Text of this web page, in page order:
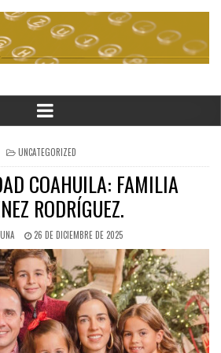
POSTED
IN
UNCATEGORIZED
COAHUILA: FAMILIA
RODRÍGUEZ.
26 DE DICIEMBRE DE 2025